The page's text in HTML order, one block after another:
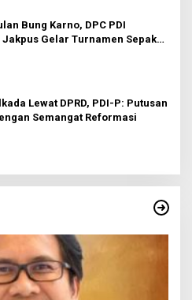
Bung Karno, DPC PDI
Gelar Turnamen Sepak
Lewat DPRD, PDI-P: Putusan
Semangat Reformasi